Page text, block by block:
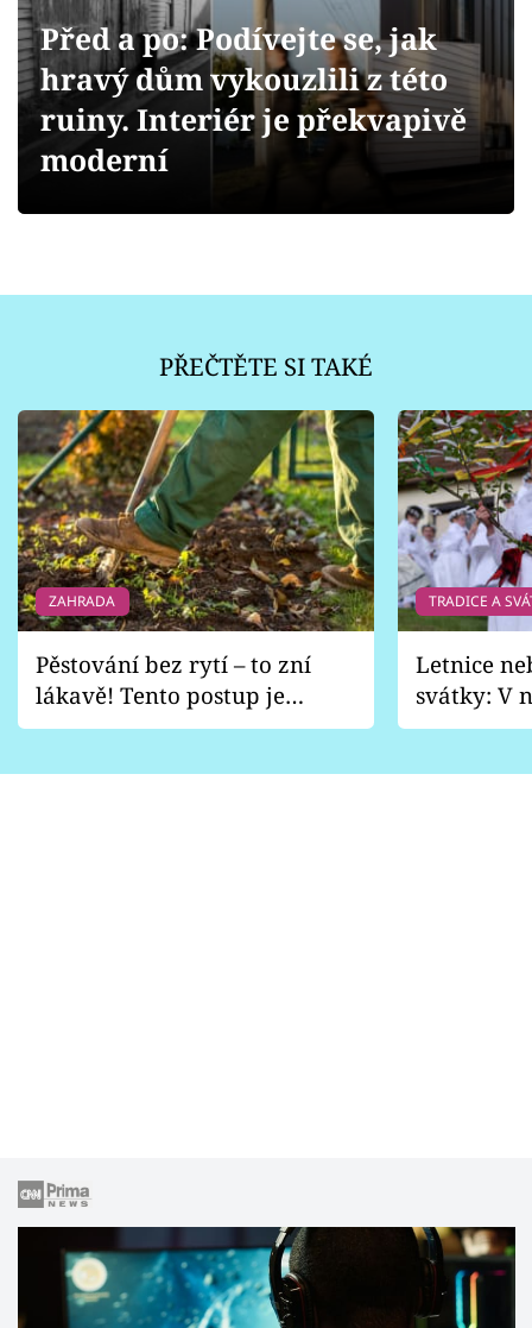
Přihlášení
Sledujte nás
Před a po: Podívejte se, jak
hravý dům vykouzlili z této
ruiny. Interiér je překvapivě
moderní
PŘEČTĚTE SI TAKÉ
ZAHRADA
Pěstování bez rytí – to zní
lákavě! Tento postup je
vhodný jen pro některé
TRADICE A
Letnice
svátky: V
pondělí